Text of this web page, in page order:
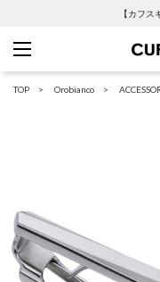
【カフ
TOP Orobianco